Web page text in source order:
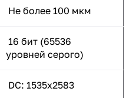
Не более 100 мкм
16 бит (65536
уровней серого)
DC: 1535х2583